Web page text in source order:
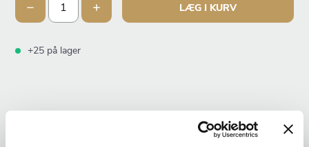
LÆG I KURV
+25 på lager